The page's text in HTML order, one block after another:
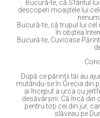
Bucură-te, că Sfântul
descoperi moaştele lui
Bucură-te, că trupul lui
în obştea
Bucură-te, Cuvioase
După ce părinţii tăi au
mutându-se în Grecia din
ai început a urca cu
desăvârşirii. Că încă din
pentru toţi cei din jur,
slăveau pe